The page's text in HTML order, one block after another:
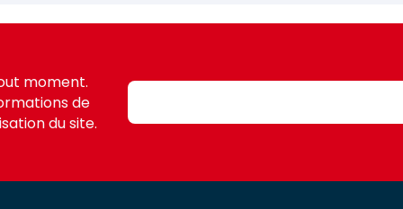
moment.
de
du site.